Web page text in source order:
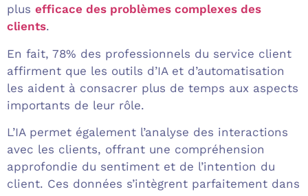
plus efficace des problèmes complexes des
clients.
En fait, 78% des professionnels du service client
affirment que les outils d’IA et d’automatisation
les aident à consacrer plus de temps aux aspects
importants de leur rôle.
L’IA permet également l’analyse des interactions
avec les clients, offrant une compréhension
approfondie du sentiment et de l’intention du
client. Ces données s’intègrent parfaitement dans